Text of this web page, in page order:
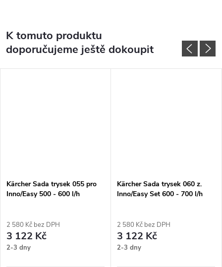
K tomuto produktu
doporučujeme ještě dokoupit
Kärcher Sada trysek 055 pro
Inno/Easy 500 - 600 l/h
2 580 Kč bez DPH
3 122 Kč
2-3 dny
Kärcher Sada trysek 060 z.
Inno/Easy Set 600 - 700 l/h
2 580 Kč bez DPH
3 122 Kč
2-3 dny